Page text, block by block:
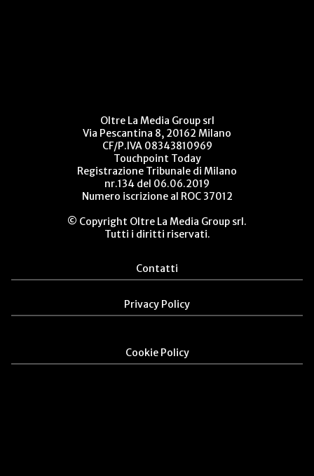
Oltre La Media Group srl
Via Pescantina 8, 20162 Milano
CF/P.IVA 08343810969
Touchpoint Today
Registrazione Tribunale di Milano
nr.134 del 06.06.2019
Numero iscrizione al ROC 37012
© Copyright Oltre La Media Group srl.
Tutti i diritti riservati.
Contatti
Privacy Policy
Cookie Policy